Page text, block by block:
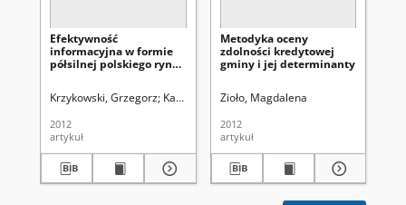
Efektywność
informacyjna w formie
półsilnej polskiego rynku
finansowych
Krzykowski, Grzegorz Kalinowski, Marcin
2012
artykuł
Metodyka oceny
zdolności kredytowej
gminy i jej determinanty
Zioło, Magdalena
2012
artykuł